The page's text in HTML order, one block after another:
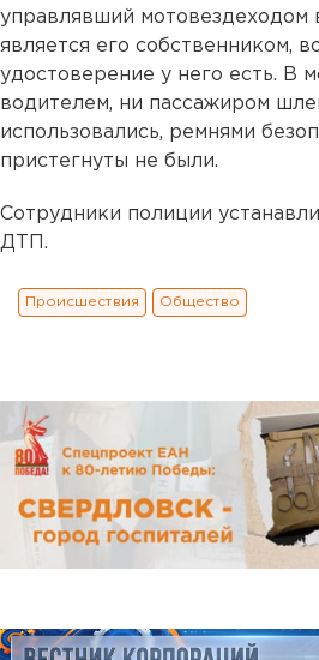
управлявший мотовездеходом
является его собственником,
удостоверение у него есть. В
водителем, ни пассажиром
использовались, ремнями
пристегнуты не были.
Сотрудники полиции
ДТП.
Происшествия Общество